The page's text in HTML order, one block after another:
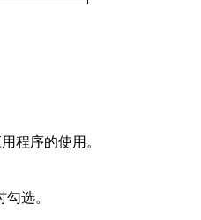
程序的使用。
选。